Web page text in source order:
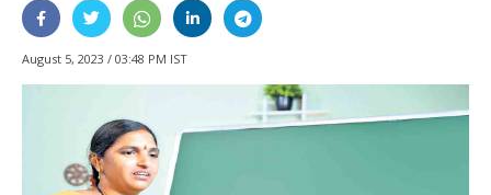
August 5, 2023 / 03:48 PM IST